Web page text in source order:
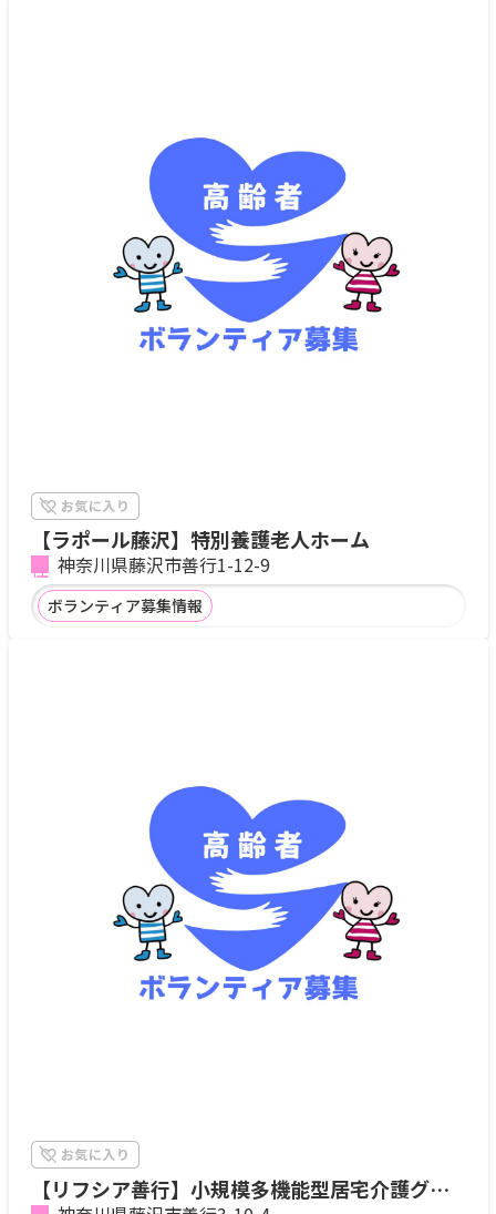
【ラポール藤沢】特別養護老人ホーム
神奈川県藤沢市善行1-12-9
ボランティア募集情報
【リフシア善行】小規模多機能型居宅介護グル